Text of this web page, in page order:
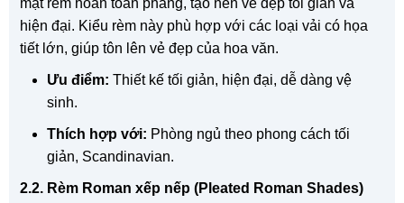
hiện đại. Kiểu rèm này phù hợp với các loại vải có họa
tiết lớn, giúp tôn lên vẻ đẹp của hoa văn.
Ưu điểm: Thiết kế tối giản, hiện đại, dễ dàng vệ
sinh.
Thích hợp với: Phòng ngủ theo phong cách tối
giản, Scandinavian.
2.2. Rèm Roman xếp nếp (Pleated Roman Shades)